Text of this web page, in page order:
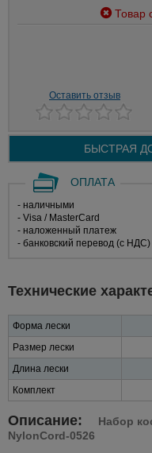
Товар
Оставить отзыв
БЫСТРАЯ
ОПЛАТА
- наличными
- Visa / MasterCard
- наложенный платеж
- банковский перевод (с НДС)
Технические
Форма лески
Размер лески
Длина лески
Комплект
Описание:
Набор
NylonCord-0526